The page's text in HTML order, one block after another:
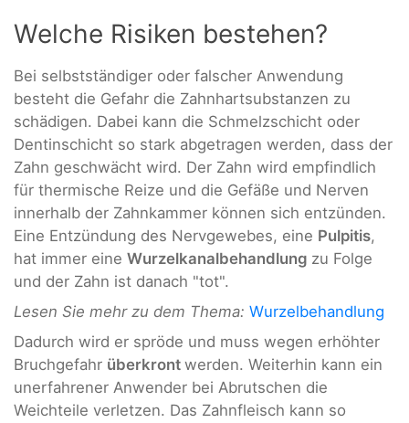
Welche Risiken bestehen?
Bei selbstständiger oder falscher Anwendung
besteht die Gefahr die Zahnhartsubstanzen zu
schädigen. Dabei kann die Schmelzschicht oder
Dentinschicht so stark abgetragen werden, dass der
Zahn geschwächt wird. Der Zahn wird empfindlich
für thermische Reize und die Gefäße und Nerven
innerhalb der Zahnkammer können sich entzünden.
Eine Entzündung des Nervgewebes, eine Pulpitis,
hat immer eine Wurzelkanalbehandlung zu Folge
und der Zahn ist danach "tot".
Lesen Sie mehr zu dem Thema: Wurzelbehandlung
Dadurch wird er spröde und muss wegen erhöhter
Bruchgefahr überkront werden. Weiterhin kann ein
unerfahrener Anwender bei Abrutschen die
Weichteile verletzen. Das Zahnfleisch kann so